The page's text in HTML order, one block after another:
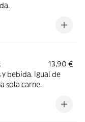
13,90 €
bebida. Igual de
sola carne.